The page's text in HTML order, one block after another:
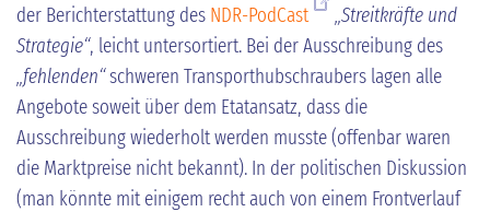
der Berichterstattung des NDR-PodCast
„Streitkräfte und
Strategie“, leicht untersortiert. Bei der Ausschreibung des
„fehlenden“schweren Transporthubschraubers lagen alle
Angebote soweit über dem Etatansatz, dass die
Ausschreibung wiederholt werden musste (offenbar waren
die Marktpreise nicht bekannt). In der politischen Diskussion
(man könnte mit einigem recht auch von einem Frontverlauf